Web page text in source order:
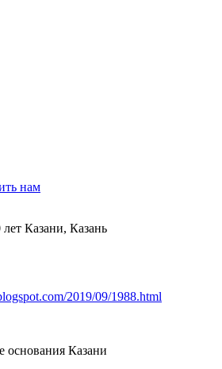
нам
Казани, Казань
2019/09/1988.html
основания Казани